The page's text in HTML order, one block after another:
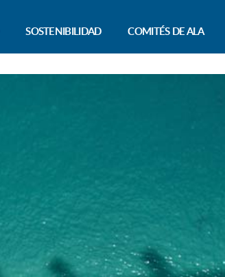
SOSTENIBILIDAD COMITÉS DE ALA